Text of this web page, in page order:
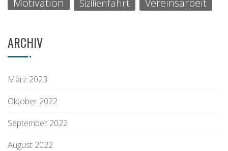
Sizilienfahrt Vereinsarbeit
ARCHIV
März 2023
Oktober 2022
September 2022
August 2022